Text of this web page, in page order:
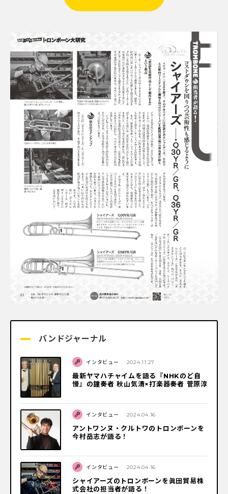
バンドジャーナル
インタビュー 2024.11.27
最新ヤマハチャイムを語る『NHKのど自
慢』の鐘奏者 秋山気清×打楽器奏者 菅原淳
インタビュー 2024.04.16
アントワンヌ・クルトワのトロンボーンを
今村岳志が語る！
インタビュー 2024.04.16
シャイアーズのトロンボーンを眞田貿易株
式会社の担当者が語る！